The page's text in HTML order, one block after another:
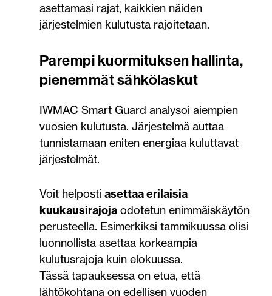
asettamasi rajat, kaikkien näiden
järjestelmien kulutusta rajoitetaan.
Parempi kuormituksen hallinta,
pienemmät sähkölaskut
IWMAC Smart Guard analysoi aiempien
vuosien kulutusta. Järjestelmä auttaa
tunnistamaan eniten energiaa kuluttavat
järjestelmät.
Voit helposti asettaa erilaisia
kuukausirajoja odotetun enimmäiskäytön
perusteella. Esimerkiksi tammikuussa olisi
luonnollista asettaa korkeampia
kulutusrajoja kuin elokuussa.
Tässä tapauksessa on etua, että
lähtökohtana on edellisen vuoden